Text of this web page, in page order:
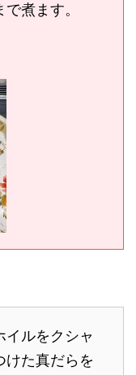
煮ます。
イルをクシャ
けた真だらを